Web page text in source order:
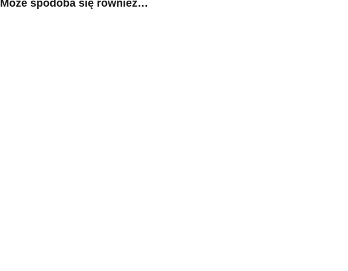
Może spodoba się również…